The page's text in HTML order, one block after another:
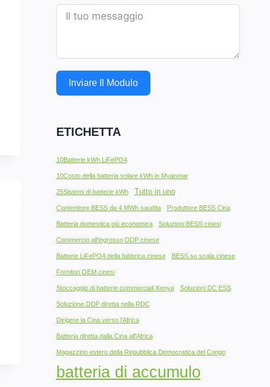
Inviare Il Modulo
ETICHETTA
10Batterie kWh LiFePO4
10Costo della batteria solare kWh in Myanmar
25Sistemi di batterie kWh Tutto in uno
Contenitore BESS da 4 MWh saudita Produttore BESS Cina
Batteria domestica più economica Soluzioni BESS cinesi
Commercio all'ingrosso DDP cinese
Batterie LiFePO4 della fabbrica cinese BESS su scala cinese
Fornitori OEM cinesi
Stoccaggio di batterie commerciali Kenya Soluzioni DC ESS
Soluzione DDP diretta nella RDC
Dirigere la Cina verso l’Africa
Batteria diretta dalla Cina all'Africa
Magazzino estero della Repubblica Democratica del Congo
batteria di accumulo